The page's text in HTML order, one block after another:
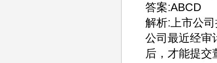
答案:ABCD
解析:上市公
公司最近经审
后，才能提交